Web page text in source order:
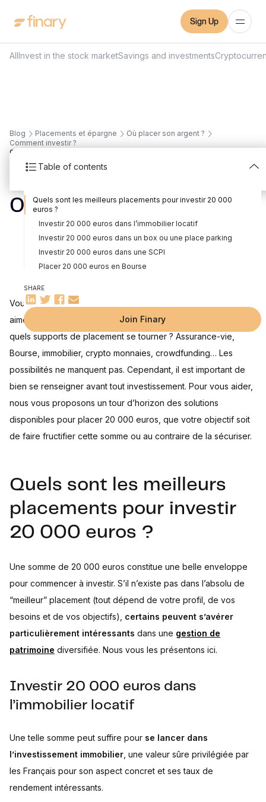
Sign Up
AllInvest in the stock marketSavings and investments
Blog Placements et épargne
Où placer son argent ?
Comment investir ?
Table of contents
Quels sont les meilleurs placements pour investir 20 000
euros ?
Investir 20 000 euros dans l’immobilier locatif
Investir 20 000 euros dans un box ou une place parking
Investir 20 000 euros dans une SCPI
Placer 20 000 euros en Bourse
un Livret A
Investir 20 000 euros dans les cryptomonnaies
Placer 20 000 euros dans du crowdfunding
L’or en guise de placement résilient
Combien peuvent rapporter 20 000 euros bien placés ?
Foire aux questions
SHARE
Join Finary
9
000 euros en 2026 ?
Written byMounir Laggoune Edited byMounir Laggoune
Vous disposez d’une épargne de 20 000 euros, que vous
aimeriez placer dans l’objectif de la faire fructifier. Mais vers
quels supports de placement se tourner ? Assurance-vie,
Bourse, immobilier, crypto monnaies, crowdfunding… Les
possibilités ne manquent pas. Cependant, il est important de
bien se renseigner avant tout investissement. Pour vous aider,
nous vous proposons un tour d’horizon des solutions
disponibles pour placer 20 000 euros, que votre objectif soit
de faire fructifier cette somme ou au contraire de la sécuriser.
Quels sont les meilleurs
placements pour investir
20 000 euros ?
Une somme de 20 000 euros constitue une belle enveloppe
pour commencer à investir. S’il n’existe pas dans l’absolu de
“meilleur” placement (tout dépend de votre profil, de vos
besoins et de vos objectifs), certains peuvent s’avérer
particulièrement intéressants dans une gestion de
patrimoine diversifiée. Nous vous les présentons ici.
Investir 20 000 euros dans
l’immobilier locatif
Une telle somme peut suffire pour se lancer dans
l’investissement immobilier , une valeur sûre privilégiée par
les Français pour son aspect concret et ses taux de
rendement intéressants.